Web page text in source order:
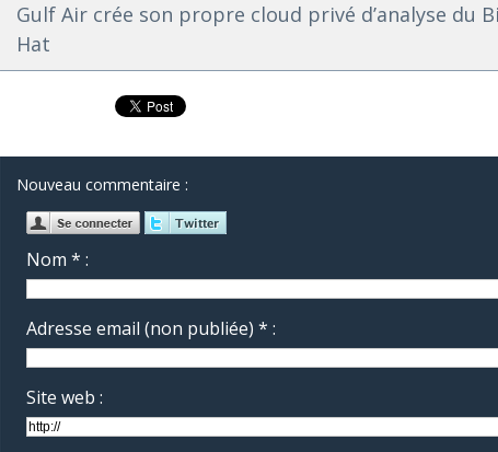
Gulf Air crée son propre cloud privé d’analyse du
Hat
Nouveau commentaire :
Nom * :
Adresse email (non publiée) * :
Site web :